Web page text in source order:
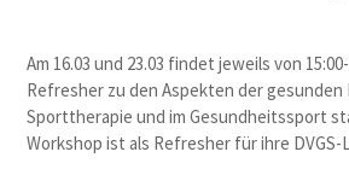
Am 16.03 und 23.03 findet jeweils von
Refresher zu den Aspekten der gesunden
Sporttherapie und im Gesundheitssport
Workshop ist als Refresher für ihre